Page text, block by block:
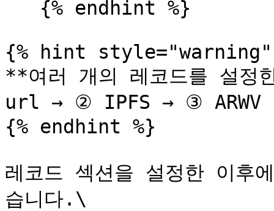
{% hint style="warning"
**여러 개의 레코드를 설정
url → ② IPFS → ③ ARWV
{% endhint %}
레코드 섹션을 설정한 이후
습니다.\